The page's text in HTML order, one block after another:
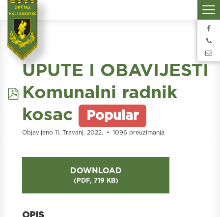
pdf
UPUTE I OBAVIJESTI
Komunalni radnik
kosac
Popular
Objavljeno 11. Travanj. 2022. 1096 preuzimanja
DOWNLOAD
( PDF, 719 KB)